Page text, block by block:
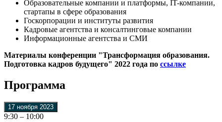
Образовательные компании и платформы, IT-компании,
стартапы в сфере образования
Госкорпорации и институты развития
Кадровые агентства и консалтинговые компании
Информационные агентства и СМИ
Материалы конференции "Трансформация образования.
Подготовка кадров будущего" 2022 года по ссылке
Программа
17 ноября 2023
9:30 – 10:00